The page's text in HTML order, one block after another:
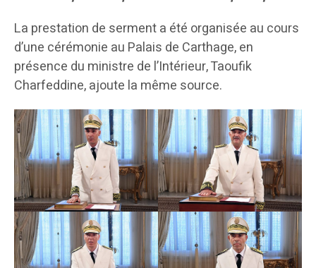
La prestation de serment a été organisée au cours
d’une cérémonie au Palais de Carthage, en
présence du ministre de l’Intérieur, Taoufik
Charfeddine, ajoute la même source.